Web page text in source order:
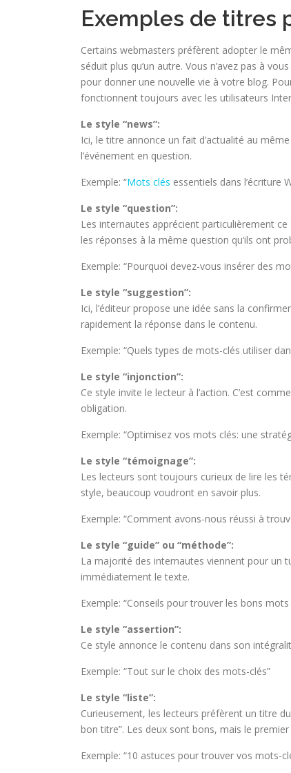
Exemples de titres
Certains webmasters préfèrent adopter le
séduit plus qu’un autre. Vous n’avez pas à
pour donner une nouvelle vie à votre blog.
fonctionnent toujours avec les utilisateurs
Le style “news”:
Ici, le titre annonce un fait d’actualité au
l’événement en question.
Exemple: “Mots clés essentiels dans l’écriture
Le style “question”:
Les internautes apprécient particulièrement
les réponses à la même question qu’ils ont
Exemple: “Pourquoi devez-vous insérer des
Le style “suggestion”:
Ici, l’éditeur propose une idée sans la
rapidement la réponse dans le contenu.
Exemple: “Quels types de mots-clés utiliser
Le style “injonction”:
Ce style invite le lecteur à l’action. C’est
obligation.
Exemple: “Optimisez vos mots clés: une
Le style “témoignage”:
Les lecteurs sont toujours curieux de lire les
style, beaucoup voudront en savoir plus.
Exemple: “Comment avons-nous réussi à
Le style “guide” ou “méthode”:
La majorité des internautes viennent pour un
immédiatement le texte.
Exemple: “Conseils pour trouver les bons mots
Le style “assertion”:
Ce style annonce le contenu dans son
Exemple: “Tout sur le choix des mots-clés”
Le style “liste”:
Curieusement, les lecteurs préfèrent un titre
bon titre”. Les deux sont bons, mais le
Exemple: “10 astuces pour trouver vos mots-